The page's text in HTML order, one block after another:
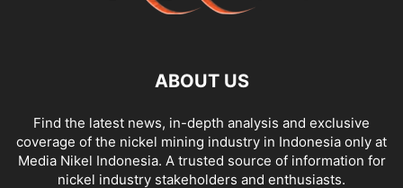
ABOUT US
Find the latest news, in-depth analysis and exclusive
coverage of the nickel mining industry in Indonesia only at
Media Nikel Indonesia. A trusted source of information for
nickel industry stakeholders and enthusiasts.